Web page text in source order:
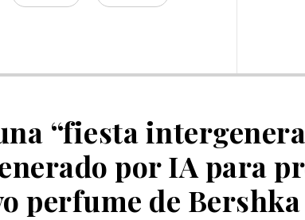
“fiesta
por IA para
perfume de Bershka